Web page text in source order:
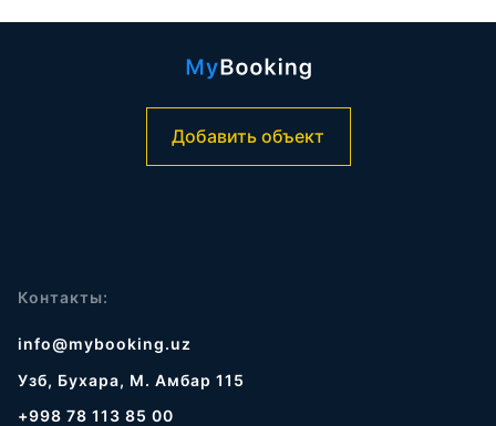
Добавить объект
Контакты:
info@mybooking.uz
Узб, Бухара, М. Амбар 115
+998 78 113 85 00